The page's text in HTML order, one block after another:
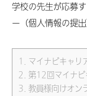
学校の先生が応募
ー（個人情報の提
1. マイナビキャリ
2. 第12回マイナ
3. 教員様向けオン